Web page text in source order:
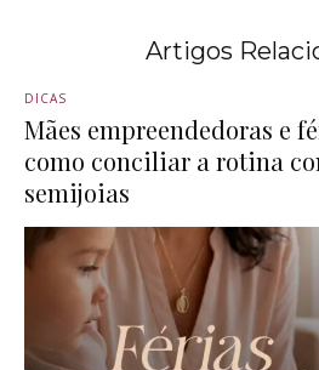
Artigos
DICAS
Mães empreendedoras e
como conciliar a rotina
semijoias